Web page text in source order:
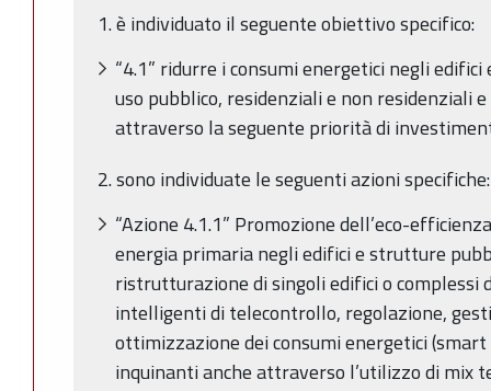
1. è individuato il seguente obiettivo specifico:
“4.1” ridurre i consumi energetici negli
uso pubblico, residenziali e non residenziali
attraverso la seguente priorità di
2. sono individuate le seguenti azioni specifiche:
“Azione 4.1.1” Promozione dell’eco-
energia primaria negli edifici e strutture
ristrutturazione di singoli edifici o complessi
intelligenti di telecontrollo, regolazione,
ottimizzazione dei consumi energetici
inquinanti anche attraverso l’utilizzo di mix